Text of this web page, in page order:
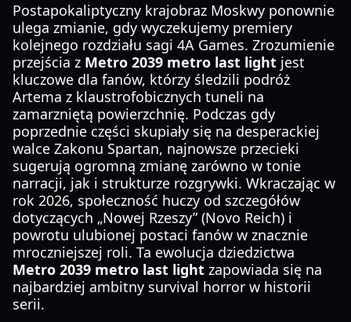
Postapokaliptyczny krajobraz Moskwy ponownie
ulega zmianie, gdy wyczekujemy premiery
kolejnego rozdziału sagi 4A Games. Zrozumienie
przejścia z Metro 2039 metro last light jest
kluczowe dla fanów, którzy śledzili podróż
Artema z klaustrofobicznych tuneli na
zamarzniętą powierzchnię. Podczas gdy
poprzednie części skupiały się na desperackiej
walce Zakonu Spartan, najnowsze przecieki
sugerują ogromną zmianę zarówno w tonie
narracji, jak i strukturze rozgrywki. Wkraczając w
rok 2026, społeczność huczy od szczegółów
dotyczących „Nowej Rzeszy” (Novo Reich) i
powrotu ulubionej postaci fanów w znacznie
mroczniejszej roli. Ta ewolucja dziedzictwa
Metro 2039 metro last light zapowiada się na
najbardziej ambitny survival horror w historii
serii.